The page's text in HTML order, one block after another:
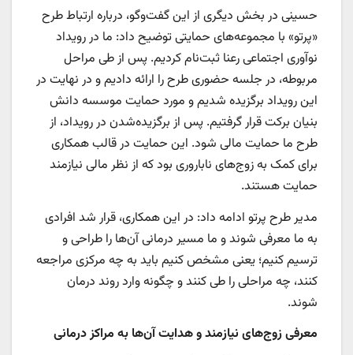
حسینی در بخش دیگری از این گفت‌وگو، درباره ارتباط طرح
«پرتو» با مجموعه‌های حمایتی توضیح داد: ما در رویداد
نوآوری اجتماعی رعنا ثبت‌نام کردیم. پس از طی مراحل
مربوطه، در جلسه حضوری طرح را ارائه دادیم و در نهایت در
این رویداد برگزیده شدیم و مورد حمایت موسسه دانش
بنیان برکت قرار گرفتیم. پس از برگزیده‌شدن در رویداد، از
طرح ما حمایت مالی شود. این حمایت در قالب همکاری
برای کمک به زوج‌های ناباروری بود که از نظر مالی نیازمند
حمایت هستند.
مدیر طرح پرتو ادامه داد: در این همکاری، قرار شد افرادی
به ما معرفی شوند و ما مسیر درمانی آن‌ها را طراحی و
ترسیم کنیم؛ یعنی مشخص کنیم باید به چه مرکزی مراجعه
کنند، چه مراحلی را طی کنند و چگونه وارد روند درمان
شوند.
معرفی زوج‌های نیازمند و هدایت آن‌ها به مراکز درمانی